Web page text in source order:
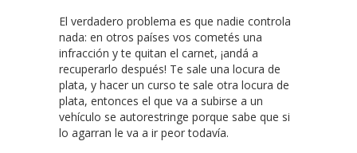
El verdadero problema es que nadie controla
nada: en otros países vos cometés una
infracción y te quitan el carnet, ¡andá a
recuperarlo después! Te sale una locura de
plata, y hacer un curso te sale otra locura de
plata, entonces el que va a subirse a un
vehículo se autorestringe porque sabe que si
lo agarran le va a ir peor todavía.